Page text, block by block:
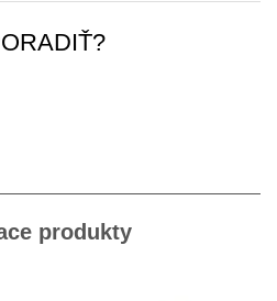
produkty